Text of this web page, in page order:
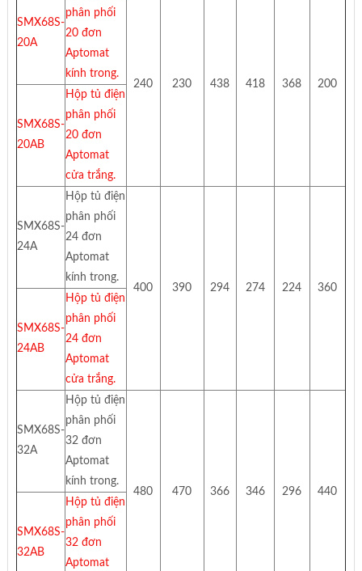
SMX68S-
20A
phân phối
20 đơn
Aptomat
kính trong.
240
230 438 418 368 200
SMX68S-
20AB
Hộp tủ điện
phân phối
20 đơn
Aptomat
cửa trắng.
SMX68S-
24A
Hộp tủ điện
phân phối
24 đơn
Aptomat
kính trong.
400
390 294 274 224 360
SMX68S-
24AB
Hộp tủ điện
phân phối
24 đơn
Aptomat
cửa trắng.
SMX68S-
32A
Hộp tủ điện
phân phối
32 đơn
Aptomat
kính trong.
480
470 366 346 296 440
SMX68S-
32AB
Hộp tủ điện
phân phối
32 đơn
Aptomat